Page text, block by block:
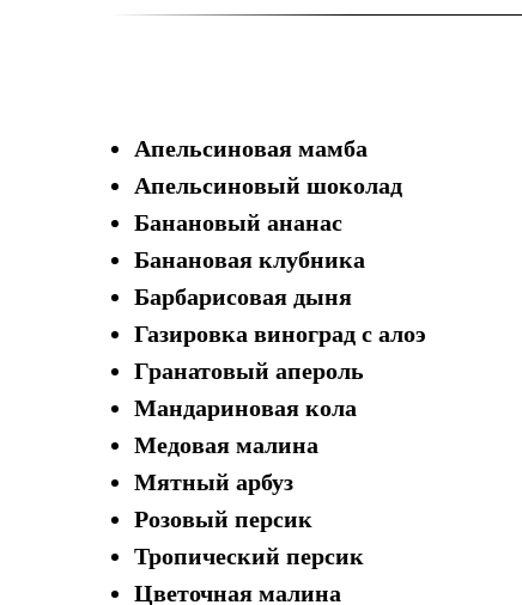
Апельсиновая мамба
Апельсиновый шоколад
Банановый ананас
Банановая клубника
Барбарисовая дыня
Газировка виноград с алоэ
Гранатовый апероль
Мандариновая кола
Медовая малина
Мятный арбуз
Розовый персик
Тропический персик
Цветочная малина